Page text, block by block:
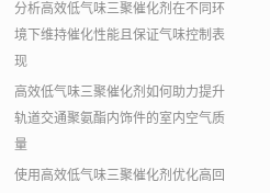
分析高效低气味三聚催化剂在不同环
境下维持催化性能且保证气味控制表
现
高效低气味三聚催化剂如何助力提升
轨道交通聚氨酯内饰件的室内空气质
量
使用高效低气味三聚催化剂优化高回